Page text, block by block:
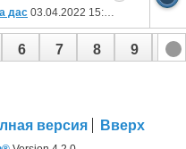
дас 03.04.2022 15:34
6 7 8 9 10
версия Вверх